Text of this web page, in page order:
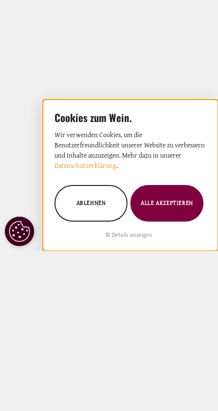
COOKIE
EINSTELLUNGEN
Wir verwenden Cookies, um die
Benutzerfreundlichkeit unserer Website zu verbessern
und Inhalte anzuzeigen. Mehr dazu in unserer
Datenschutzerklärung.
Details anzeigen
ABLEHNEN ALLE AKZEPTIEREN